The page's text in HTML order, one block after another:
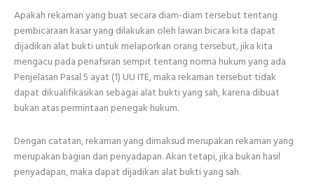
Apakah rekaman yang buat secara diam-diam tersebut tentang
pembicaraan kasar yang dilakukan oleh lawan bicara kita dapat
dijadikan alat bukti untuk melaporkan orang tersebut, jika kita
mengacu pada penafsiran sempit tentang norma hukum yang ada
Penjelasan Pasal 5 ayat (1) UU ITE, maka rekaman tersebut tidak
dapat dikualifikasikan sebagai alat bukti yang sah, karena dibuat
bukan atas permintaan penegak hukum.
Dengan catatan, rekaman yang dimaksud merupakan rekaman yang
merupakan bagian dari penyadapan. Akan tetapi, jika bukan hasil
penyadapan, maka dapat dijadikan alat bukti yang sah.